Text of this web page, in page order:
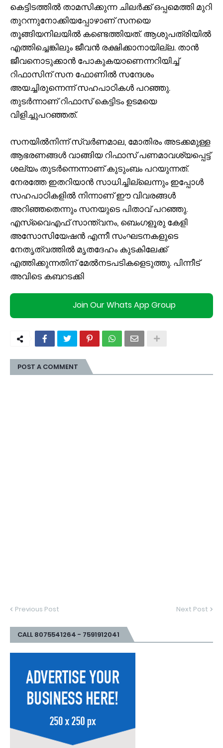
കെട്ടിടത്തിൽ താമസിക്കുന്ന ചിലർക്ക് ഒപ്പമെത്തി മുറി
തുറന്നുനോക്കിയപ്പോഴാണ് സനയെ
തൂങ്ങിയനിലയിൽ കണ്ടെത്തിയത്. ആശുപത്രിയിൽ
എത്തിച്ചെങ്കിലും ജീവൻ രക്ഷിക്കാനായില്ല. താൻ
ജീവനൊടുക്കാൻ പോകുകയാണെന്നറിയിച്ച്‌
റിഫാസിന് സന ഫോണിൽ സന്ദേശം
അയച്ചിരുന്നെന്ന്‌ സഹപാഠികൾ പറഞ്ഞു.
തുടർന്നാണ് റിഫാസ് കെട്ടിടം ഉടമയെ
വിളിച്ചുപറഞ്ഞത്.
സനയിൽനിന്ന് സ്വർണമാല, മോതിരം അടക്കമുള്ള
ആഭരണങ്ങൾ വാങ്ങിയ റിഫാസ് പണമാവശ്യപ്പെട്ട്
ശല്യം തുടർന്നെന്നാണ് കുടുംബം പറയുന്നത്.
നേരത്തേ ഇതറിയാൻ സാധിച്ചില്ലെന്നും ഇപ്പോൾ
സഹപാഠികളിൽ നിന്നാണ് ഈ വിവരങ്ങൾ
അറിഞ്ഞതെന്നും സനയുടെ പിതാവ് പറഞ്ഞു.
എസ്‌വൈഎഫ് സാന്ത്വനം, ബെംഗളൂരു കേളി
അസോസിയേഷൻ എന്നീ സംഘടനകളുടെ
നേതൃത്വത്തിൽ മൃതദേഹം കുടകിലേക്ക്
എത്തിക്കുന്നതിന് മേൽനടപടികളെടുത്തു. പിന്നീട്
അവിടെ കബറടക്കി
Join Our Whats App Group
POST A COMMENT
Previous Post Next Post
CALL 8075541264 - 7591912041